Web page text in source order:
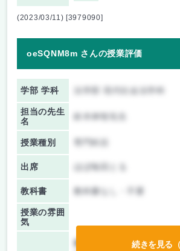
(2023/03/11) [3979090]
oeSQNM8m さんの授業評価
学部 学科
担当の先生
名
授業種別
出席 ほぼ毎回とる
教科書 教科書なし・不要
授業の雰囲
気
前期/中間：
授業無し
続きを見る（